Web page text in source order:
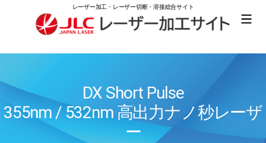
レーザー加工・レーザー切断・溶接総合サイト
本
ザ
ー
加
工
サ
DX Short Pulse
355nm / 532nm 高出力ナノ秒レーザ
ー